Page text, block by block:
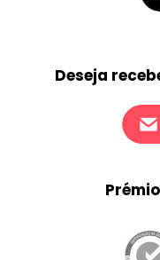
Deseja